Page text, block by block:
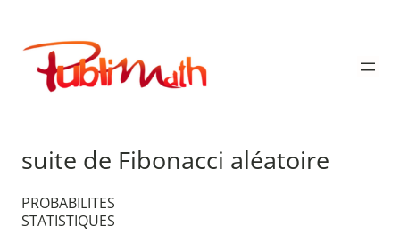
contenu
Publimath
suite de Fibonacci aléatoire
PROBABILITES
STATISTIQUES